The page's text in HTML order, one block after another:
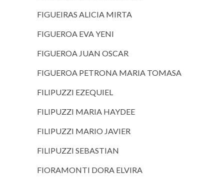
FIGUEIRAS ALICIA MIRTA
FIGUEROA EVA YENI
FIGUEROA JUAN OSCAR
FIGUEROA PETRONA MARIA TOMASA
FILIPUZZI EZEQUIEL
FILIPUZZI MARIA HAYDEE
FILIPUZZI MARIO JAVIER
FILIPUZZI SEBASTIAN
FIORAMONTI DORA ELVIRA